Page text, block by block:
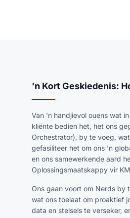
'n Kort Geskiedenis:
Van 'n handjievol ouens wat
kliënte bedien het, het ons
Orchestrator), by te voeg,
gefasiliteer het om ons 'n
en ons samewerkende aard
Oplossingsmaatskappy vir
Ons gaan voort om Nerds by
wat ons toelaat om proaktief
data en stelsels te verseker,